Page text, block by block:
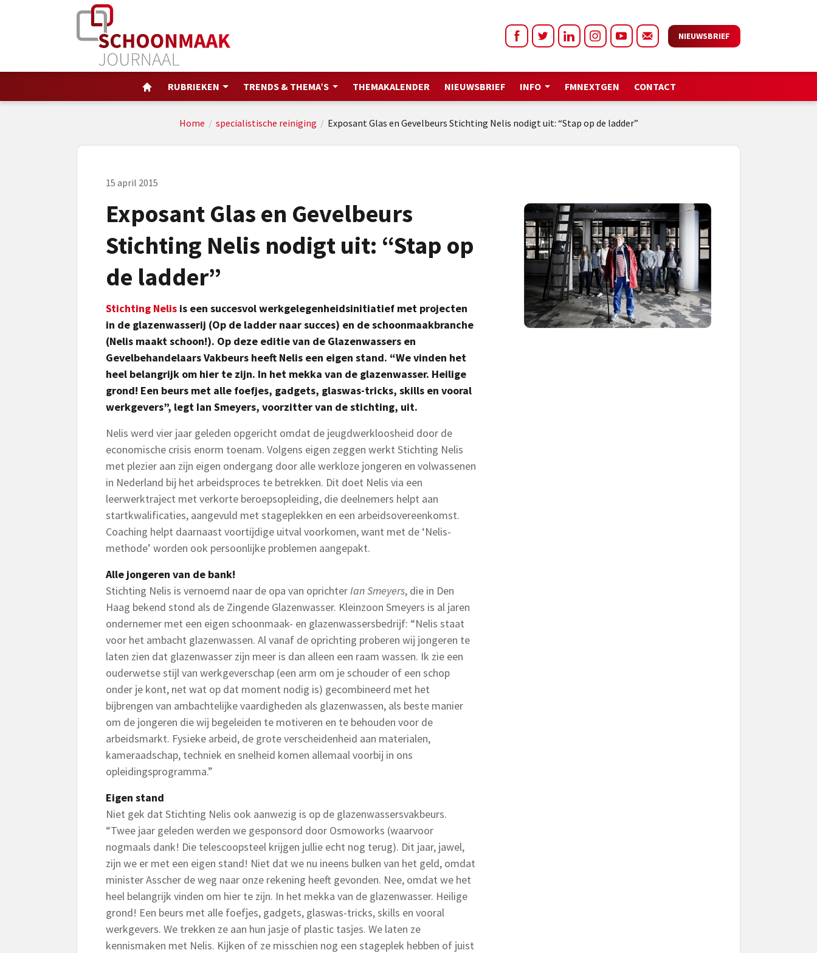
NIEUWSBRIEF
RUBRIEKEN TRENDS & THEMA’S THEMAKALENDER NIEUWSBRIEF INFO FMNEXTGEN CONTACT
Home / specialistische reiniging / Exposant Glas en Gevelbeurs Stichting Nelis nodigt uit: “Stap op de ladder”
15 april 2015
Exposant Glas en Gevelbeurs
Stichting Nelis nodigt uit: “Stap op
de ladder”
Stichting Nelis is een succesvol werkgelegenheidsinitiatief met projecten
in de glazenwasserij (Op de ladder naar succes) en de schoonmaakbranche
(Nelis maakt schoon!). Op deze editie van de Glazenwassers en
Gevelbehandelaars Vakbeurs heeft Nelis een eigen stand. “We vinden het
heel belangrijk om hier te zijn. In het mekka van de glazenwasser. Heilige
grond! Een beurs met alle foefjes, gadgets, glaswas-tricks, skills en vooral
werkgevers”, legt Ian Smeyers, voorzitter van de stichting, uit.
Nelis werd vier jaar geleden opgericht omdat de jeugdwerkloosheid door de
economische crisis enorm toenam. Volgens eigen zeggen werkt Stichting Nelis
met plezier aan zijn eigen ondergang door alle werkloze jongeren en volwassenen
in Nederland bij het arbeidsproces te betrekken. Dit doet Nelis via een
leerwerktraject met verkorte beroepsopleiding, die deelnemers helpt aan
startkwalificaties, aangevuld met stageplekken en een arbeidsovereenkomst.
Coaching helpt daarnaast voortijdige uitval voorkomen, want met de ‘Nelis-
methode’ worden ook persoonlijke problemen aangepakt.
Alle jongeren van de bank!
Stichting Nelis is vernoemd naar de opa van oprichterIan Smeyers, die in Den
Haag bekend stond als de Zingende Glazenwasser. Kleinzoon Smeyers is al jaren
ondernemer met een eigen schoonmaak- en glazenwassersbedrijf: “Nelis staat
voor het ambacht glazenwassen. Al vanaf de oprichting proberen wij jongeren te
laten zien dat glazenwasser zijn meer is dan alleen een raam wassen. Ik zie een
ouderwetse stijl van werkgeverschap (een arm om je schouder of een schop
onder je kont, net wat op dat moment nodig is) gecombineerd met het
bijbrengen van ambachtelijke vaardigheden als glazenwassen, als beste manier
om de jongeren die wij begeleiden te motiveren en te behouden voor de
arbeidsmarkt. Fysieke arbeid, de grote verscheidenheid aan materialen,
kameraadschap, techniek en snelheid komen allemaal voorbij in ons
opleidingsprogramma.”
Eigen stand
Niet gek dat Stichting Nelis ook aanwezig is op de glazenwassersvakbeurs.
“Twee jaar geleden werden we gesponsord door Osmoworks (waarvoor
nogmaals dank! Die telescoopsteel krijgen jullie echt nog terug). Dit jaar, jawel,
zijn we er met een eigen stand! Niet dat we nu ineens bulken van het geld, omdat
minister Asscher de weg naar onze rekening heeft gevonden. Nee, omdat we het
heel belangrijk vinden om hier te zijn. In het mekka van de glazenwasser. Heilige
grond! Een beurs met alle foefjes, gadgets, glaswas-tricks, skills en vooral
werkgevers. We trekken ze aan hun jasje of plastic tasjes. We laten ze
kennismaken met Nelis. Kijken of ze misschien nog een stageplek hebben of juist